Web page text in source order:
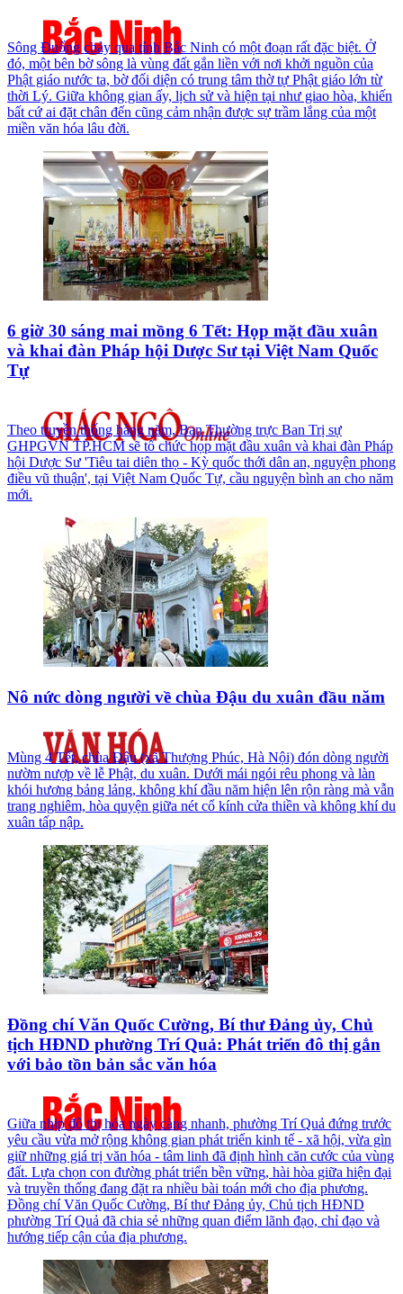
Sông Đuống chảy qua tỉnh Bắc Ninh có một đoạn rất đặc biệt. Ở
đó, một bên bờ sông là vùng đất gắn liền với nơi khởi nguồn của
Phật giáo nước ta, bờ đối diện có trung tâm thờ tự Phật giáo lớn từ
thời Lý. Giữa không gian ấy, lịch sử và hiện tại như giao hòa, khiến
bất cứ ai đặt chân đến cũng cảm nhận được sự trầm lắng của một
miền văn hóa lâu đời.
6 giờ 30 sáng mai mồng 6 Tết: Họp mặt đầu xuân
và khai đàn Pháp hội Dược Sư tại Việt Nam Quốc
Tự
Theo truyền thống hàng năm, Ban Thường trực Ban Trị sự
GHPGVN TP.HCM sẽ tổ chức họp mặt đầu xuân và khai đàn Pháp
hội Dược Sư 'Tiêu tai diên thọ - Kỳ quốc thới dân an, nguyện phong
điều vũ thuận', tại Việt Nam Quốc Tự, cầu nguyện bình an cho năm
mới.
Nô nức dòng người về chùa Đậu du xuân đầu năm
Mùng 4 Tết, chùa Đậu (xã Thượng Phúc, Hà Nội) đón dòng người
nườm nượp về lễ Phật, du xuân. Dưới mái ngói rêu phong và làn
khói hương bảng lảng, không khí đầu năm hiện lên rộn ràng mà vẫn
trang nghiêm, hòa quyện giữa nét cổ kính cửa thiền và không khí du
xuân tấp nập.
Đồng chí Văn Quốc Cường, Bí thư Đảng ủy, Chủ
tịch HĐND phường Trí Quả: Phát triển đô thị gắn
với bảo tồn bản sắc văn hóa
Giữa nhịp đô thị hóa ngày càng nhanh, phường Trí Quả đứng trước
yêu cầu vừa mở rộng không gian phát triển kinh tế - xã hội, vừa gìn
giữ những giá trị văn hóa - tâm linh đã định hình căn cước của vùng
đất. Lựa chọn con đường phát triển bền vững, hài hòa giữa hiện đại
và truyền thống đang đặt ra nhiều bài toán mới cho địa phương.
Đồng chí Văn Quốc Cường, Bí thư Đảng ủy, Chủ tịch HĐND
phường Trí Quả đã chia sẻ những quan điểm lãnh đạo, chỉ đạo và
hướng tiếp cận của địa phương.